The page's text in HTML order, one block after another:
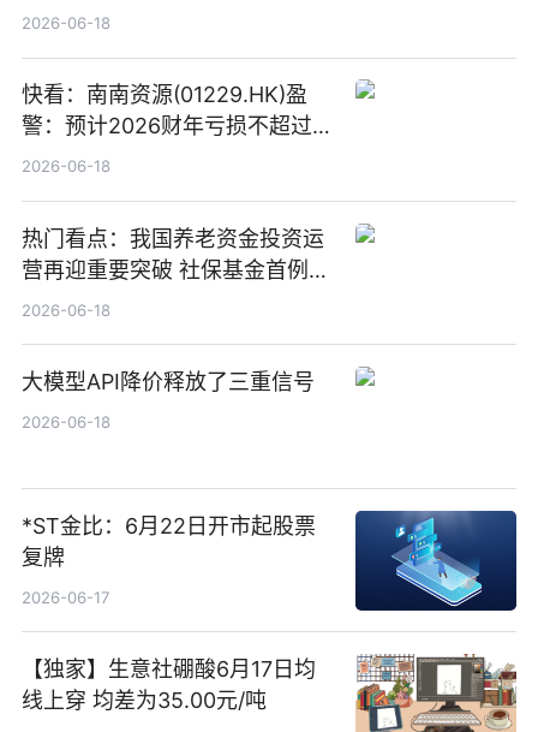
“量质并重”
2026-06-18
快看：南南资源(01229.HK)盈
警：预计2026财年亏损不超过
1000万港元
2026-06-18
热门看点：我国养老资金投资运
营再迎重要突破 社保基金首例期
货账户完成开立
2026-06-18
大模型API降价释放了三重信号
2026-06-18
*ST金比：6月22日开市起股票
复牌
2026-06-17
【独家】生意社硼酸6月17日均
线上穿 均差为35.00元/吨